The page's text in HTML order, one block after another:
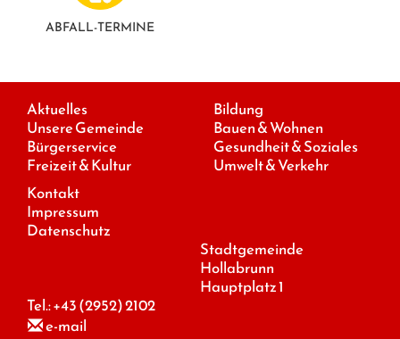
ABFALL-TERMINE
Aktuelles
Unsere Gemeinde
Bürgerservice
Freizeit & Kultur
Bildung
Bauen & Wohnen
Gesundheit & Soziales
Umwelt & Verkehr
Kontakt
Impressum
Datenschutz
Stadtgemeinde
Hollabrunn
Hauptplatz 1
Tel.:+43 (2952) 2102
e-mail